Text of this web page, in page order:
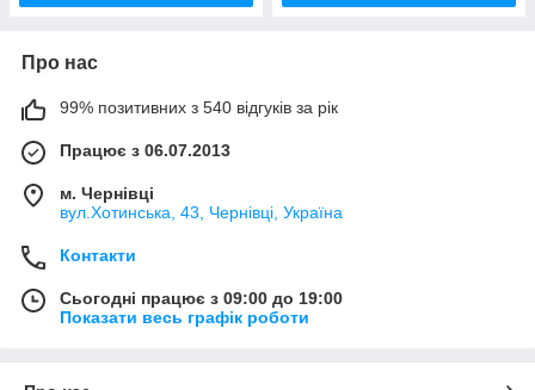
Про нас
99% позитивних з 540 відгуків за рік
Працює з 06.07.2013
м. Чернівці
вул.Хотинська, 43, Чернівці, Україна
Контакти
Сьогодні працює з 09:00 до 19:00
Показати весь графік роботи